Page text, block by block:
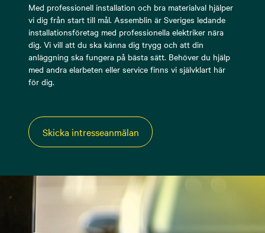
Med professionell installation och bra materialval hjälper
vi dig från start till mål. Assemblin är Sveriges ledande
installationsföretag med professionella elektriker nära
dig. Vi vill att du ska känna dig trygg och att din
anläggning ska fungera på bästa sätt. Behöver du hjälp
med andra elarbeten eller service finns vi självklart här
för dig.
Skicka intresseanmälan